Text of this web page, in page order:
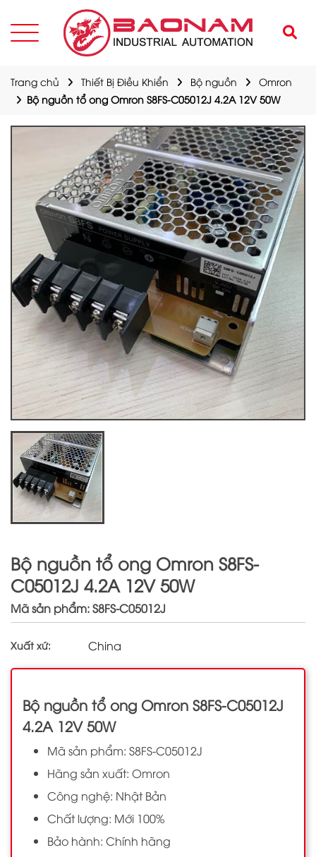
Trang chủ Thiết Bị Điều Khiển Bộ nguồn
Omron
Bộ nguồn tổ ong Omron S8FS-C05012J 4.2A 12V 50W
Bộ nguồn tổ ong Omron S8FS-
C05012J 4.2A 12V 50W
Mã sản phẩm: S8FS-C05012J
Xuất xứ: China
Bộ nguồn tổ ong Omron S8FS-C05012J
4.2A 12V 50W
Mã sản phẩm: S8FS-C05012J
Hãng sản xuất: Omron
Công nghệ: Nhật Bản
Chất lượng: Mới 100%
Bảo hành: Chính hãng